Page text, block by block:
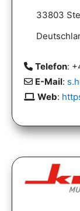
33803
Telefon:
E-Mail:
Web: